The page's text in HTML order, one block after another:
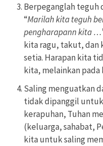
Berpeganglah teguh
“Marilah kita teguh
pengharapann kita …
kita ragu, takut, dan
setia. Harapan kita
kita, melainkan pada
Saling menguatkan
tidak dipanggil
kerapuhan, Tuhan
(keluarga, sahabat,
kita untuk saling